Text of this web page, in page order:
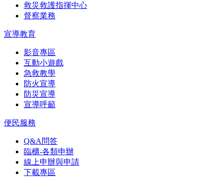
救災救護指揮中心
督察業務
宣導教育
影音專區
互動小遊戲
急救教學
防火宣導
防災宣導
宣導呼籲
便民服務
Q&A問答
臨櫃-各類申辦
線上申辦與申請
下載專區